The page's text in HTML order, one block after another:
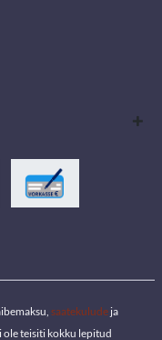
saatekulude ja
ole teisiti kokku lepitud